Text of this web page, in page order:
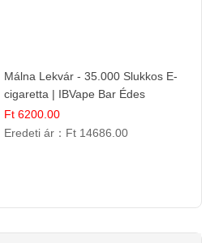
Málna Lekvár - 35.000 Slukkos E-
cigaretta | IBVape Bar Édes
Gyümölcs Íz
Ft 6200.00
Eredeti ár： Ft 14686.00